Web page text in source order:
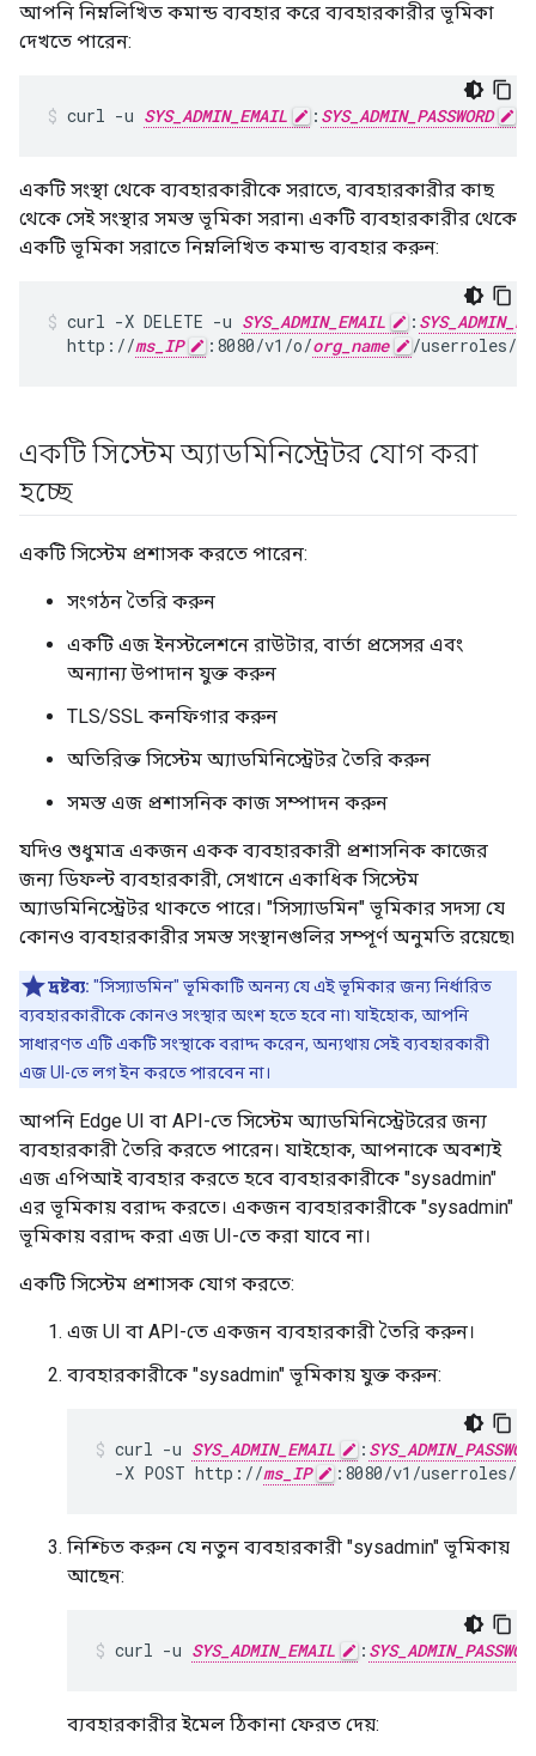
আপনি নিম্নলিখিত কমান্ড ব্যবহার করে ব্যবহারকারীর ভূমিকা
দেখতে পারেন:
curl -u SYS_ADMIN_EMAIL : SYS_ADMIN_PASSWORD
একটি সংস্থা থেকে ব্যবহারকারীকে সরাতে, ব্যবহারকারীর কাছ
থেকে সেই সংস্থার সমস্ত ভূমিকা সরান৷ একটি ব্যবহারকারীর থেকে
একটি ভূমিকা সরাতে নিম্নলিখিত কমান্ড ব্যবহার করুন:
curl -X DELETE -u SYS_ADMIN_EMAIL :
  http://
ms_IP :8080/v1/o/org_name /userroles/
একটি সিস্টেম অ্যাডমিনিস্ট্রেটর যোগ করা
হচ্ছে
একটি সিস্টেম প্রশাসক করতে পারেন:
সংগঠন তৈরি করুন
একটি এজ ইনস্টলেশনে রাউটার, বার্তা প্রসেসর এবং
অন্যান্য উপাদান যুক্ত করুন
TLS/SSL কনফিগার করুন
অতিরিক্ত সিস্টেম অ্যাডমিনিস্ট্রেটর তৈরি করুন
সমস্ত এজ প্রশাসনিক কাজ সম্পাদন করুন
যদিও শুধুমাত্র একজন একক ব্যবহারকারী প্রশাসনিক কাজের
জন্য ডিফল্ট ব্যবহারকারী, সেখানে একাধিক সিস্টেম
অ্যাডমিনিস্ট্রেটর থাকতে পারে। "সিস্যাডমিন" ভূমিকার সদস্য যে
কোনও ব্যবহারকারীর সমস্ত সংস্থানগুলির সম্পূর্ণ অনুমতি রয়েছে৷
দ্রষ্টব্য: "সিস্যাডমিন" ভূমিকাটি অনন্য যে এই ভূমিকার জন্য নির্ধারিত
ব্যবহারকারীকে কোনও সংস্থার অংশ হতে হবে না৷ যাইহোক, আপনি
সাধারণত এটি একটি সংস্থাকে বরাদ্দ করেন, অন্যথায় সেই ব্যবহারকারী
এজ UI-তে লগ ইন করতে পারবেন না।
আপনি Edge UI বা API-তে সিস্টেম অ্যাডমিনিস্ট্রেটরের জন্য
ব্যবহারকারী তৈরি করতে পারেন। যাইহোক, আপনাকে অবশ্যই
এজ এপিআই ব্যবহার করতে হবে ব্যবহারকারীকে "sysadmin"
এর ভূমিকায় বরাদ্দ করতে। একজন ব্যবহারকারীকে "sysadmin"
ভূমিকায় বরাদ্দ করা এজ UI-তে করা যাবে না।
একটি সিস্টেম প্রশাসক যোগ করতে:
এজ UI বা API-তে একজন ব্যবহারকারী তৈরি করুন।
ব্যবহারকারীকে "sysadmin" ভূমিকায় যুক্ত করুন:
curl -u SYS_ADMIN_EMAIL :
  -X POST http://
ms_IP :8080/v1/userroles/
নিশ্চিত করুন যে নতুন ব্যবহারকারী "sysadmin" ভূমিকায়
আছেন:
curl -u SYS_ADMIN_EMAIL :
ব্যবহারকারীর ইমেল ঠিকানা ফেরত দেয়: